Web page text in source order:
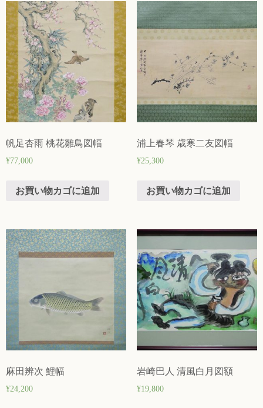
帆足杏雨 桃花雛鳥図幅
¥77,000
お買い物カゴに追加
浦上春琴 歳寒二友図幅
¥25,300
お買い物カゴに追加
麻田辨次 鯉幅
¥24,200
岩崎巴人 清風白月図額
¥19,800